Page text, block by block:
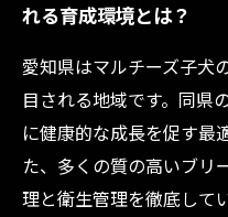
安心して迎えられる
育成環境がもたら
愛知県のマルチー
たい5つのポイント
マルチーズ子犬を
ーの魅力と選び方
れる育成環境とは？
愛知県はマルチーズ子犬
目される地域です。同県
に健康的な成長を促す最
た、多くの質の高いブリ
理と衛生管理を徹底して